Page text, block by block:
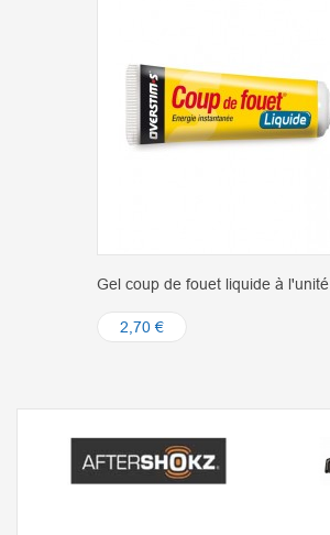
Gel coup de fouet liquide à l'unité
2,70 €